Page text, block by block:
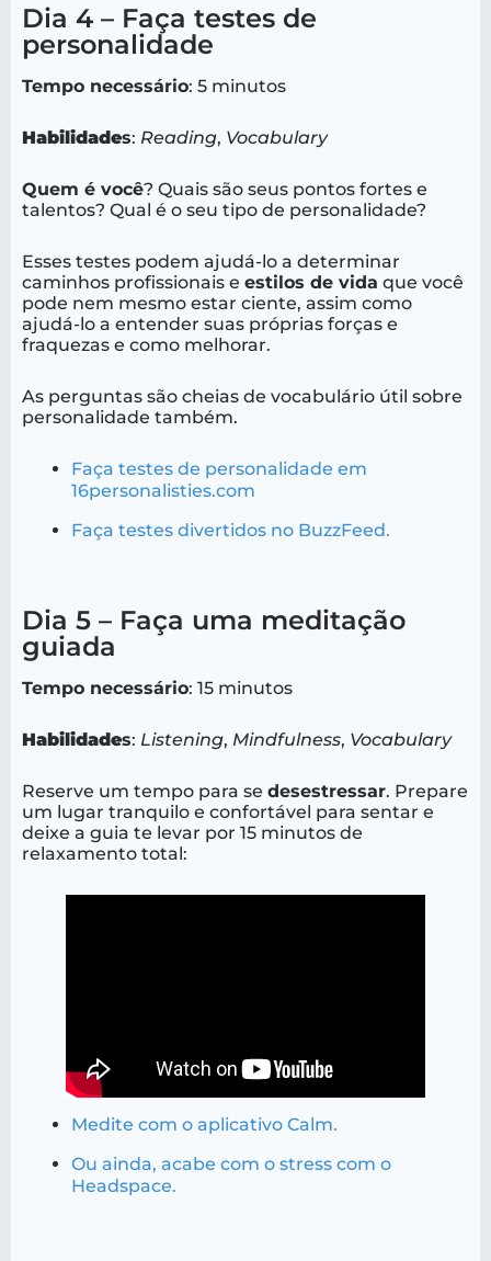
Dia 4 – Faça testes de
personalidade
Tempo necessário: 5 minutos
Habilidades: Reading, Vocabulary
Quem é você? Quais são seus pontos fortes e
talentos? Qual é o seu tipo de personalidade?
Esses testes podem ajudá-lo a determinar
caminhos profissionais e estilos de vida que você
pode nem mesmo estar ciente, assim como
ajudá-lo a entender suas próprias forças e
fraquezas e como melhorar.
As perguntas são cheias de vocabulário útil sobre
personalidade também.
Faça testes de personalidade em
16personalisties.com
Faça testes divertidos no BuzzFeed.
Dia 5 – Faça uma meditação
guiada
Tempo necessário: 15 minutos
Habilidades: Listening, Mindfulness, Vocabulary
Reserve um tempo para se desestressar. Prepare
um lugar tranquilo e confortável para sentar e
deixe a guia te levar por 15 minutos de
relaxamento total:
Medite com o aplicativo Calm.
Ou ainda, acabe com o stress com o
Headspace.